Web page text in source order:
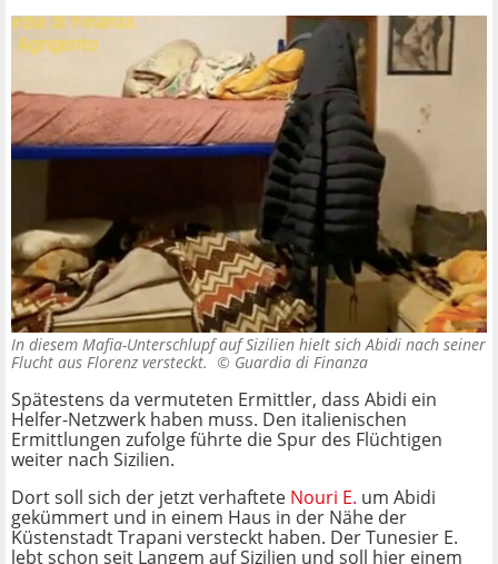
In diesem Mafia-Unterschlupf auf Sizilien hielt sich Abidi nach seiner
Flucht aus Florenz versteckt. © Guardia di Finanza
Spätestens da vermuteten Ermittler, dass Abidi ein
Helfer-Netzwerk haben muss. Den italienischen
Ermittlungen zufolge führte die Spur des Flüchtigen
weiter nach Sizilien.
Dort soll sich der jetzt verhaftete Nouri E. um Abidi
gekümmert und in einem Haus in der Nähe der
Küstenstadt Trapani versteckt haben. Der Tunesier E.
lebt schon seit Langem auf Sizilien und soll hier einem